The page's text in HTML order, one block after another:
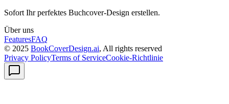
Sofort Ihr perfektes Buchcover-Design erstellen.
Über uns
FeaturesFAQ
© 2025 BookCoverDesign.ai, All rights reserved
Privacy PolicyTerms of ServiceCookie-Richtlinie